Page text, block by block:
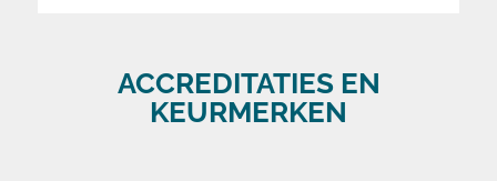
ACCREDITATIES EN
KEURMERKEN